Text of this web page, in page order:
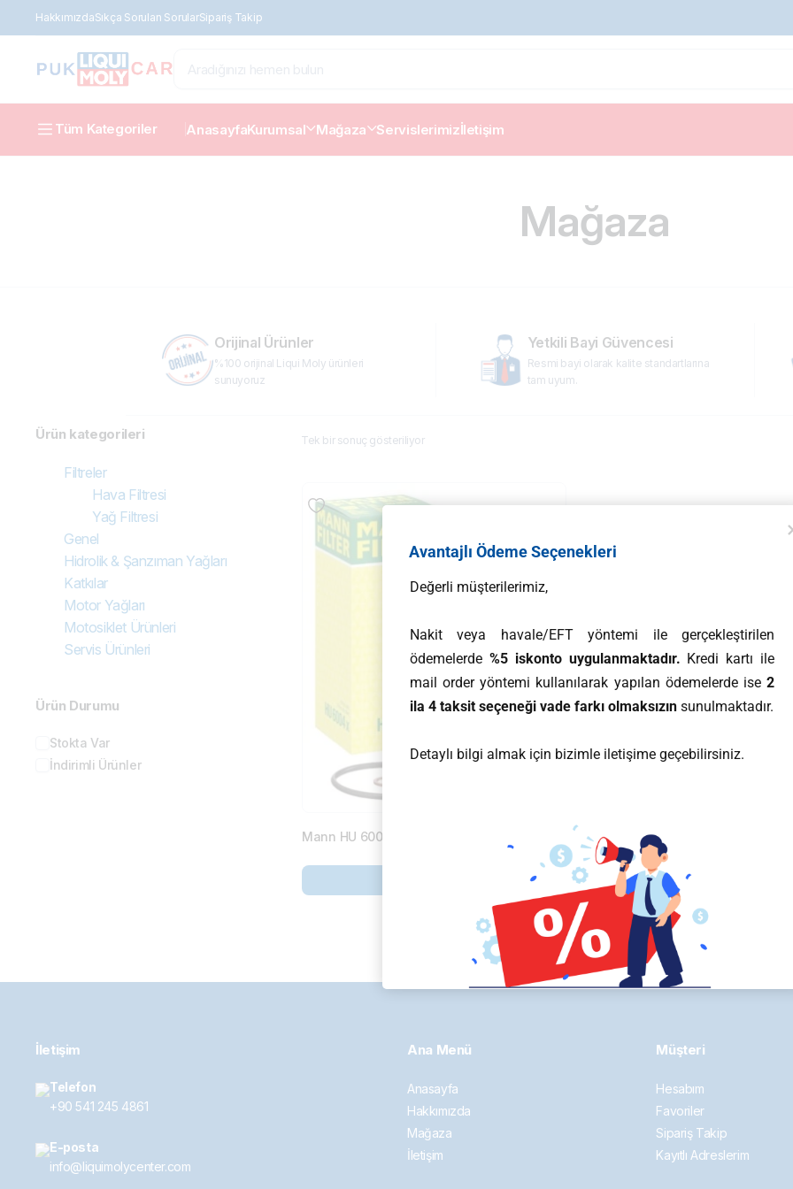
HakkımızdaSıkça Sorulan SorularSipariş Takip
Tüm Kategoriler AnasayfaKurumsal Mağaza Servislerimizİletişim
Mağaza
Orijinal Ürünler
%100 orijinal Liqui Moly ürünleri
sunuyoruz
Yetkili Bayi Güvencesi
Resmi bayi olarak kalite standartlarına
tam uyum.
Tek bir sonuç gösteriliyor
Mann HU 6004 x Yağ Filtresi
Ürün kategorileri
Filtreler
Hava Filtresi
Yağ Filtresi
Genel
Hidrolik & Şanzıman Yağları
Katkılar
Motor Yağları
Motosiklet Ürünleri
Servis Ürünleri
Ürün Durumu
Stokta Var
İndirimli Ürünler
İletişim
Telefon
+90 541 245 4861
E-posta
info@liquimolycenter.com
Ana Menü
Anasayfa
Hakkımızda
Mağaza
İletişim
Müşteri
Hesabım
Favoriler
Sipariş Takip
Kayıtlı Adreslerim
Avantajlı Ödeme Seçenekleri
Değerli müşterilerimiz,
Nakit veya havale/EFT yöntemi ile gerçekleştirilen
ödemelerde %5 iskonto uygulanmaktadır. Kredi kartı ile
mail order yöntemi kullanılarak yapılan ödemelerde ise 2
ila 4 taksit seçeneği vade farkı olmaksızın sunulmaktadır.
Detaylı bilgi almak için bizimle iletişime geçebilirsiniz.